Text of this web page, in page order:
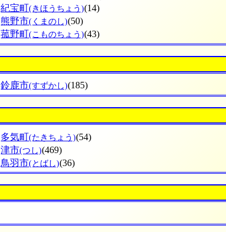
紀宝町(きほうちょう)(14)
熊野市(くまのし)(50)
菰野町(こものちょう)(43)
鈴鹿市(すずかし)(185)
多気町(たきちょう)(54)
津市(つし)(469)
鳥羽市(とばし)(36)